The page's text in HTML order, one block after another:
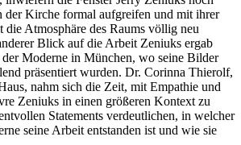
der Kirche formal aufgreifen und mit ihrer
die Atmosphäre des Raums völlig neu
Blick auf die Arbeit Zeniuks ergab
Moderne in München, wo seine Bilder
präsentiert wurden. Dr. Corinna Thierolf,
nahm sich die Zeit, mit Empathie und
Zeniuks in einen größeren Kontext zu
Statements verdeutlichen, in welcher
seine Arbeit entstanden ist und wie sie